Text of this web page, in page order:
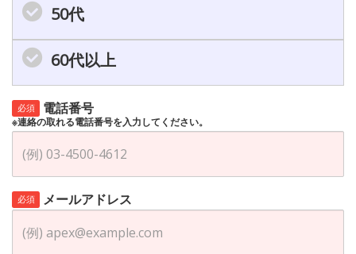
50代
60代以上
必須 電話番号
※連絡の取れる電話番号を入力してください。
必須 メールアドレス